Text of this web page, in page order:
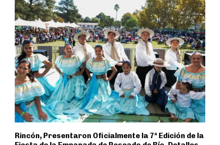
Rincón, Presentaron Oficialmente la 7ª Edición de la